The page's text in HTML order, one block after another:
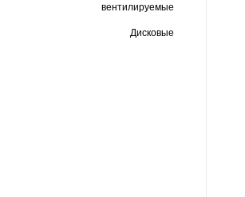
вентилируемые
Дисковые